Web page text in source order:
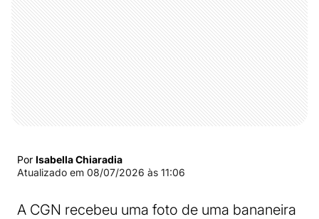
Por Isabella Chiaradia
Atualizado em 08/07/2026 às 11:06
A CGN recebeu uma foto de uma bananeira